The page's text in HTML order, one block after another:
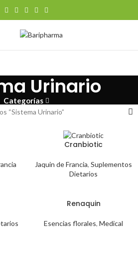
Urinario
Categorías
“Sistema Urinario”
Cranbiotic
Jaquin de Francia, Suplementos
Dietarios
Renaquin
Esencias florales, Medical